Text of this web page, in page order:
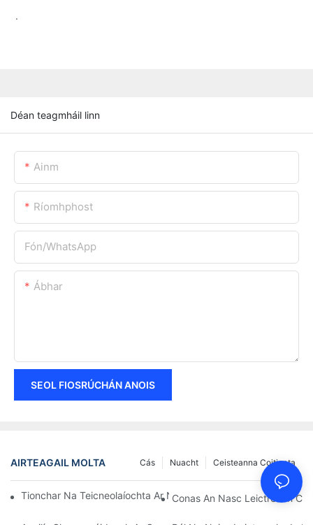
.
Déan teagmháil linn
Ainm
Ríomhphost
Fón/whatsApp
Ábhar
SEOL FIOSRÚCHÁN ANOIS
AIRTEAGAIL MOLTA Ceisteanna Coitianta
Nuacht
Cás
Tionchar Na Teicneolaíochta Ar Naisc Leictreacha San
Conas An Nasc Leictreach